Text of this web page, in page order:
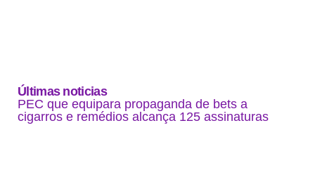
Últimas noticias
PEC que equipara propaganda de bets a
cigarros e remédios alcança 125 assinaturas